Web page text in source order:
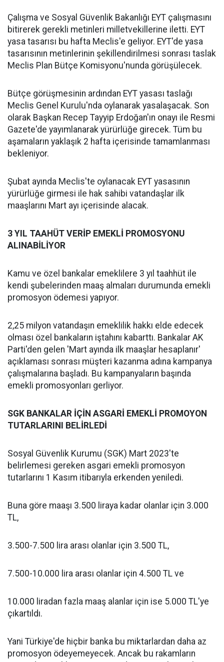
Çalışma ve Sosyal Güvenlik Bakanlığı EYT çalışmasını
bitirerek gerekli metinleri milletvekillerine iletti. EYT
yasa tasarısı bu hafta Meclis'e geliyor. EYT'de yasa
tasarısının metinlerinin şekillendirilmesi sonrası taslak
Meclis Plan Bütçe Komisyonu'nunda görüşülecek.
Bütçe görüşmesinin ardından EYT yasası taslağı
Meclis Genel Kurulu'nda oylanarak yasalaşacak. Son
olarak Başkan Recep Tayyip Erdoğan'ın onayı ile Resmi
Gazete'de yayımlanarak yürürlüğe girecek. Tüm bu
aşamaların yaklaşık 2 hafta içerisinde tamamlanması
bekleniyor.
Şubat ayında Meclis'te oylanacak EYT yasasının
yürürlüğe girmesi ile hak sahibi vatandaşlar ilk
maaşlarını Mart ayı içerisinde alacak.
3 YIL TAAHÜT VERİP EMEKLİ PROMOSYONU
ALINABİLİYOR
Kamu ve özel bankalar emeklilere 3 yıl taahhüt ile
kendi şubelerinden maaş almaları durumunda emekli
promosyon ödemesi yapıyor.
2,25 milyon vatandaşın emeklilik hakkı elde edecek
olması özel bankaların iştahını kabarttı. Bankalar AK
Parti'den gelen 'Mart ayında ilk maaşlar hesaplanır'
açıklaması sonrası müşteri kazanma adına kampanya
çalışmalarına başladı. Bu kampanyaların başında
emekli promosyonları gerliyor.
SGK BANKALAR İÇİN ASGARİ EMEKLİ PROMOYON
TUTARLARINI BELİRLEDİ
Sosyal Güvenlik Kurumu (SGK) Mart 2023'te
belirlemesi gereken asgari emekli promosyon
tutarlarını 1 Kasım itibarıyla erkenden yeniledi.
Buna göre maaşı 3.500 liraya kadar olanlar için 3.000
TL,
3.500-7.500 lira arası olanlar için 3.500 TL,
7.500-10.000 lira arası olanlar için 4.500 TL ve
10.000 liradan fazla maaş alanlar için ise 5.000 TL'ye
çıkartıldı.
Yani Türkiye'de hiçbir banka bu miktarlardan daha az
promosyon ödeyemeyecek. Ancak bu rakamların